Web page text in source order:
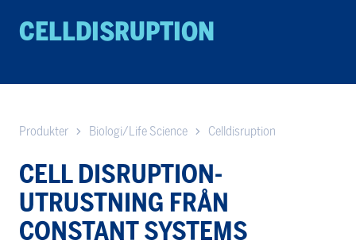
CELLDISRUPTION
Produkter Biologi/Life Science Celldisruption
CELL DISRUPTION-
UTRUSTNING FRÅN
CONSTANT SYSTEMS